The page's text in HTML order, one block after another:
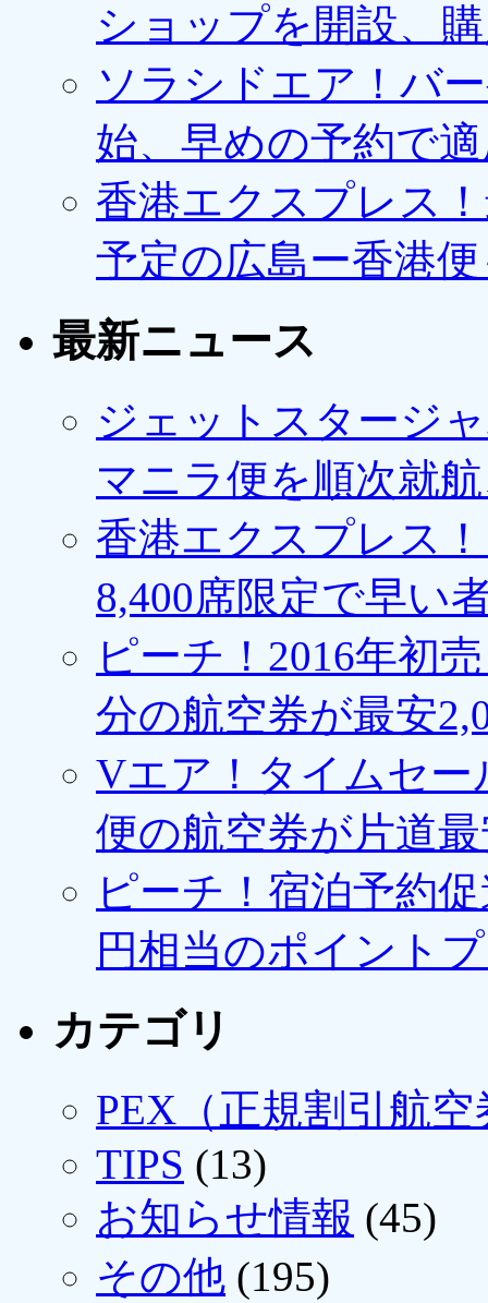
ショップを開設、
ソラシドエア！バ
始、早めの予約で
香港エクスプレス
予定の広島ー香港
最新ニュース
ジェットスタージ
マニラ便を順次就
香港エクスプレス
8,400席限定で早い
ピーチ！2016年初
分の航空券が最安
Vエア！タイムセー
便の航空券が片道最
ピーチ！宿泊予約
円相当のポイント
カテゴリ
PEX（正規割引航空
TIPS (13)
お知らせ情報 (45)
その他 (195)